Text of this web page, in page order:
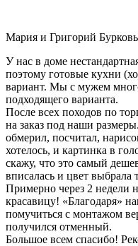
Мария и Григорий
У нас в доме
поэтому готовые кухни
вариант. Мы с мужем
подходящего варианта.
После всех походов по
на заказ под наши
обмерил, посчитал,
хотелось, и картинка в
скажу, что это самый
вписалась и цвет выбрала
Примерно через 2 недели
красавицу! «Благодаря»
помучиться с монтажом
получился отменный.
Большое всем спасибо!